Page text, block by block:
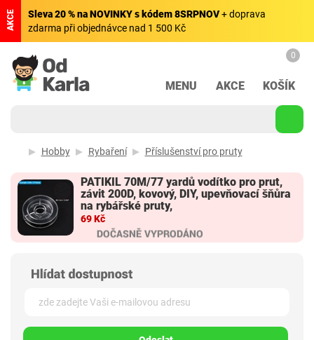
AKCE Sleva 20 % na NOVINKY s kódem 8SRPNOV+ doprava
zdarma při objednávce nad 1 500 Kč
MENU AKCE
0
KOŠÍK
Hobby Rybaření Příslušenství pro pruty
PATIKIL 70M/77 yardů vodítko pro prut,
závit 200D, kovový, DIY, upevňovací šňůra
na rybářské pruty,
69 Kč